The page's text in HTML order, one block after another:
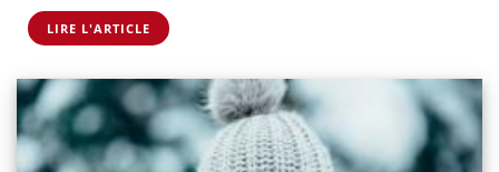
LIRE L'ARTICLE